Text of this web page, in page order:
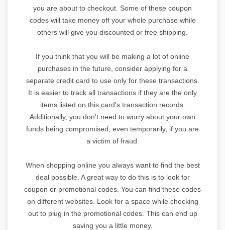
you are about to checkout. Some of these coupon
codes will take money off your whole purchase while
others will give you discounted or free shipping.
If you think that you will be making a lot of online
purchases in the future, consider applying for a
separate credit card to use only for these transactions.
It is easier to track all transactions if they are the only
items listed on this card's transaction records.
Additionally, you don't need to worry about your own
funds being compromised, even temporarily, if you are
a victim of fraud.
When shopping online you always want to find the best
deal possible. A great way to do this is to look for
coupon or promotional codes. You can find these codes
on different websites. Look for a space while checking
out to plug in the promotional codes. This can end up
saving you a little money.